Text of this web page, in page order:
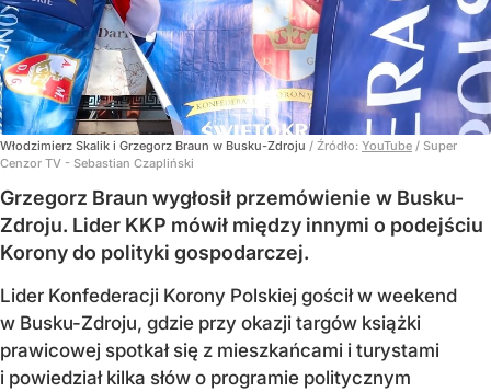
Włodzimierz Skalik i Grzegorz Braun w Busku-Zdroju / Źródło: YouTube / Super
Cenzor TV - Sebastian Czapliński
Grzegorz Braun wygłosił przemówienie w Busku-
Zdroju. Lider KKP mówił między innymi o podejściu
Korony do polityki gospodarczej.
Lider Konfederacji Korony Polskiej gościł w weekend
w Busku-Zdroju, gdzie przy okazji targów książki
prawicowej spotkał się z mieszkańcami i turystami
i powiedział kilka słów o programie politycznym